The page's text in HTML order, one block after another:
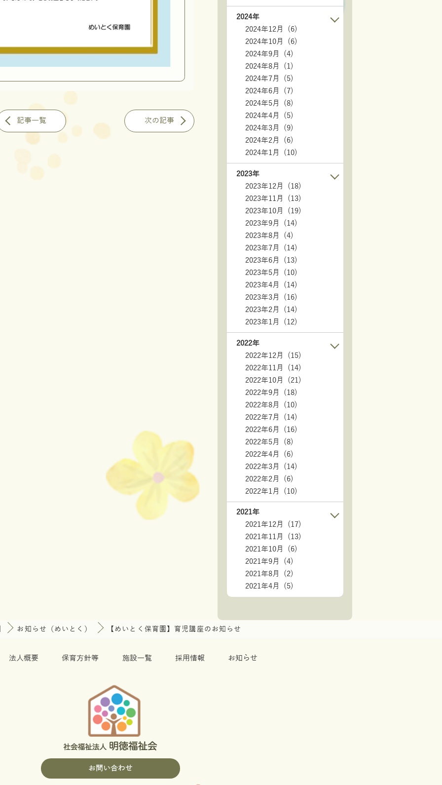
記事一覧 次の記事
2024年
2024年12月 (6)
2024年10月 (6)
2024年9月 (4)
2024年8月 (1)
2024年7月 (5)
2024年6月 (7)
2024年5月 (8)
2024年4月 (5)
2024年3月 (9)
2024年2月 (6)
2024年1月 (10)
2023年
2023年12月 (18)
2023年11月 (13)
2023年10月 (19)
2023年9月 (14)
2023年8月 (4)
2023年7月 (14)
2023年6月 (13)
2023年5月 (10)
2023年4月 (14)
2023年3月 (16)
2023年2月 (14)
2023年1月 (12)
2022年
2022年12月 (15)
2022年11月 (14)
2022年10月 (21)
2022年9月 (18)
2022年8月 (10)
2022年7月 (14)
2022年6月 (16)
2022年5月 (8)
2022年4月 (6)
2022年3月 (14)
2022年2月 (6)
2022年1月 (10)
2021年
2021年12月 (17)
2021年11月 (13)
2021年10月 (6)
2021年9月 (4)
2021年8月 (2)
2021年4月 (5)
お知らせ（めいとく） 【めいとく保育園】育児講座のお知らせ
法人概要 保育方針等 施設一覧 採用情報 お知らせ
お問い合わせ